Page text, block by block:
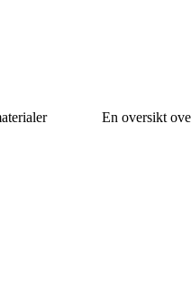
En oversikt